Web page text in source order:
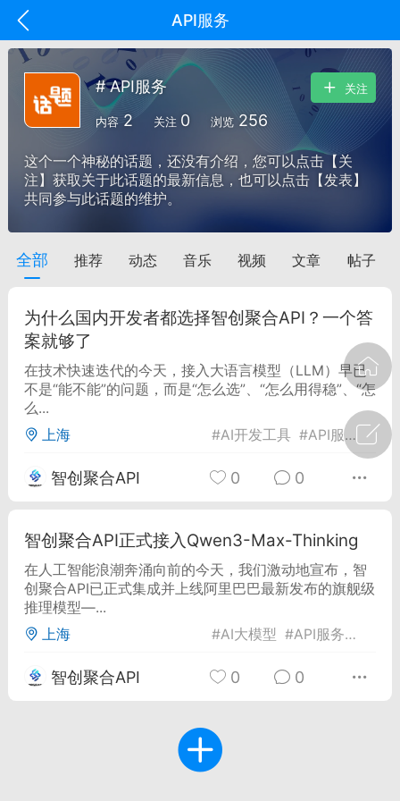
API服务
29 10:10 电脑端
中英翻译
事想用上客户端...
智狐AI工作台
1
聚合API
龙坤智创合作品牌
26 00:53
电脑端 公开内容
者怎么接入Claude Opus 5 ？智创聚合
调用
Opus 5 已在 Claude、Claude
API，以及 Amazon Web
、Google Cloud 和 Microsoft Foundry
Max 的新默认模型，并成为
# API服务
内容 2 关注 0 浏览 256
关注
这个一个神秘的话题，还没有介绍，您可以点击【关
注】获取关于此话题的最新信息，也可以点击【发表】
共同参与此话题的维护。
全部 推荐 动态 音乐 视频 文章 帖子
为什么国内开发者都选择智创聚合API？一个答
案就够了
在技术快速迭代的今天，接入大语言模型（LLM）早已
不是“能不能”的问题，而是“怎么选”、“怎么用得稳”、“怎
么...
上海
#AI开发工具 #API服务 #大
智创聚合API 0 0
智创聚合API正式接入Qwen3-Max-Thinking
在人工智能浪潮奔涌向前的今天，我们激动地宣布，智
创聚合API已正式集成并上线阿里巴巴最新发布的旗舰级
推理模型—...
上海
#AI大模型 #API服务 #
智创聚合API 0 0